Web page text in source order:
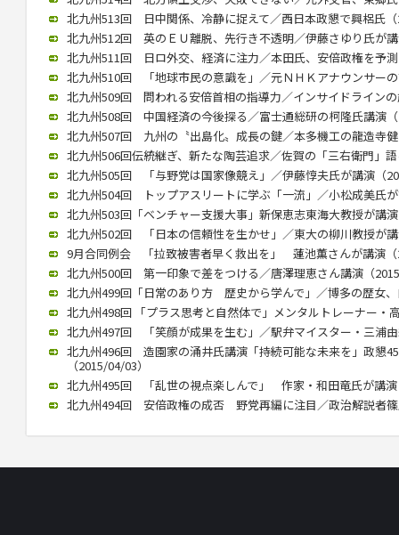
北九州513回 日中関係、冷静に捉えて／西日本政懇で興梠氏
北九州512回 英のＥＵ離脱、先行き不透明／伊藤さゆり氏が
北九州511回 日ロ外交、経済に注力／本田氏、安倍政権を予
北九州510回 「地球市民の意識を」／元ＮＨＫアナウンサー
北九州509回 問われる安倍首相の指導力／インサイドライン
北九州508回 中国経済の今後探る／富士通総研の柯隆氏講演
北九州507回 九州の〝出島化〟成長の鍵／本多機工の龍造寺
北九州506回伝統継ぎ、新たな陶芸追求／佐賀の「三右衛門」
北九州505回 「与野党は国家像競え」／伊藤惇夫氏が講演（
北九州504回 トップアスリートに学ぶ「一流」／小松成美氏
北九州503回「ベンチャー支援大事」新保恵志東海大教授が講
北九州502回 「日本の信頼性を生かせ」／東大の柳川教授が
9月合同例会 「拉致被害者早く救出を」 蓮池薫さんが講演
北九州500回 第一印象で差をつける／唐澤理恵さん講演（
北九州499回「日常のあり方 歴史から学んで」／博多の歴女
北九州498回 「プラス思考と自然体で」メンタルトレーナー・
北九州497回 「笑顔が成果を生む」／駅弁マイスター・三浦
北九州496回 造園家の涌井氏講演「持続可能な未来を」政懇
（2015/04/03）
北九州495回 「乱世の視点楽しんで」 作家・和田竜氏が講
北九州494回 安倍政権の成否 野党再編に注目／政治解説者